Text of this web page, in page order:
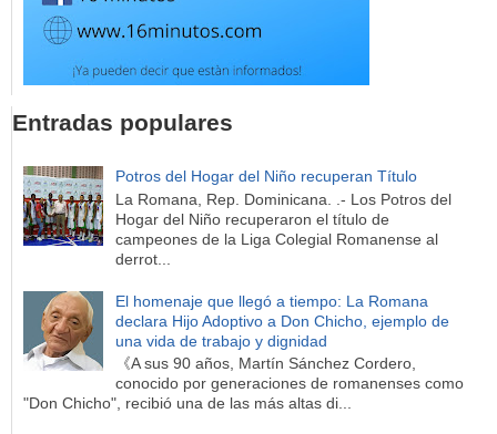
Entradas populares
Potros del Hogar del Niño recuperan Título
La Romana, Rep. Dominicana. .- Los Potros del
Hogar del Niño recuperaron el título de
campeones de la Liga Colegial Romanense al
derrot...
El homenaje que llegó a tiempo: La Romana
declara Hijo Adoptivo a Don Chicho, ejemplo de
una vida de trabajo y dignidad
《A sus 90 años, Martín Sánchez Cordero,
conocido por generaciones de romanenses como
"Don Chicho", recibió una de las más altas di...